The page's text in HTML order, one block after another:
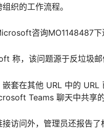
织的工作流程。
咨询MO1148487下
称，该问题源于反垃圾邮
嵌套在其他 URL 中的
Teams 聊天中共享的
访问外，管理员还报告了